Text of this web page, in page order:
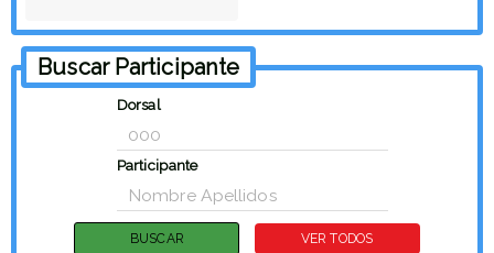
Buscar Participante
Dorsal
Participante